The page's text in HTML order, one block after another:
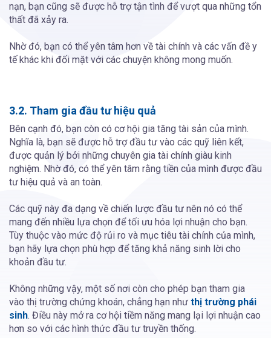
nạn, bạn cũng sẽ được hỗ trợ tận tình để vượt qua những tổn
thất đã xảy ra.
Nhờ đó, bạn có thể yên tâm hơn về tài chính và các vấn đề y
tế khác khi đối mặt với các chuyện không mong muốn.
3.2. Tham gia đầu tư hiệu quả
Bên cạnh đó, bạn còn có cơ hội gia tăng tài sản của mình.
Nghĩa là, bạn sẽ được hỗ trợ đầu tư vào các quỹ liên kết,
được quản lý bởi những chuyên gia tài chính giàu kinh
nghiệm. Nhờ đó, có thể yên tâm rằng tiền của mình được đầu
tư hiệu quả và an toàn.
Các quỹ này đa dạng về chiến lược đầu tư nên nó có thể
mang đến nhiều lựa chọn để tối ưu hóa lợi nhuận cho bạn.
Tùy thuộc vào mức độ rủi ro và mục tiêu tài chính của mình,
bạn hãy lựa chọn phù hợp để tăng khả năng sinh lời cho
khoản đầu tư.
Không những vậy, một số nơi còn cho phép bạn tham gia
vào thị trường chứng khoán, chẳng hạn như thị trường phái
sinh. Điều này mở ra cơ hội tiềm năng mang lại lợi nhuận cao
hơn so với các hình thức đầu tư truyền thống.